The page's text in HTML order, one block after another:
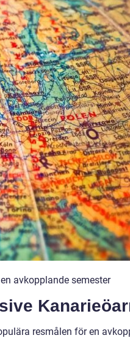
avkopplande semester
resmålen för en